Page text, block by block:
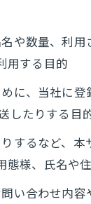
や数量、利
用する目的
に、当社に
したりする目
するなど、
様、氏名や
い合わせ内